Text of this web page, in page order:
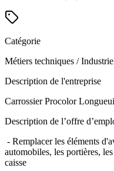
Catégorie
Métiers techniques /
Description de l'entreprise
Carrossier Procolor
Description de l’offre
- Remplacer les éléments
automobiles, les portières,
caisse